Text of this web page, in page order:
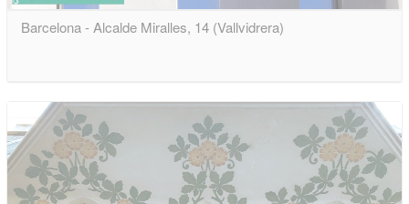
Barcelona - Alcalde Miralles, 14 (Vallvidrera)